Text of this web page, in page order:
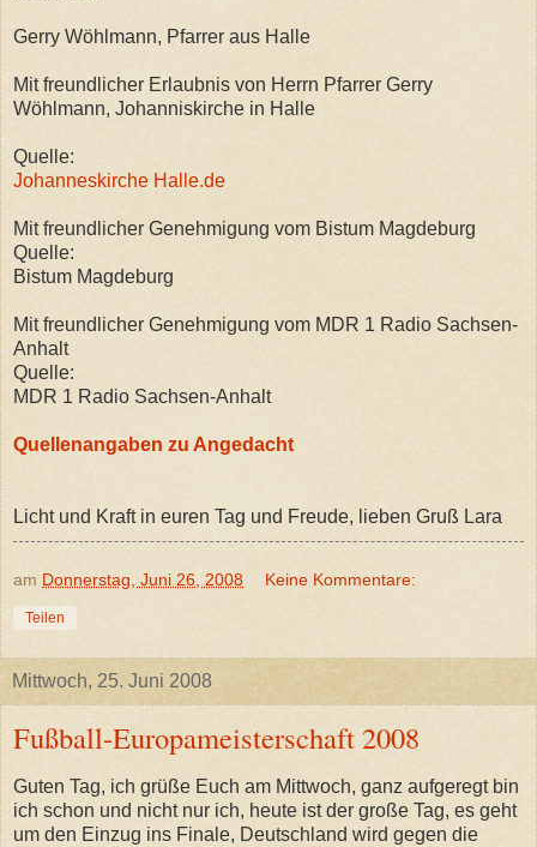
Gerry Wöhlmann, Pfarrer aus Halle
Mit freundlicher Erlaubnis von Herrn Pfarrer Gerry
Wöhlmann, Johanniskirche in Halle
Quelle:
Johanneskirche Halle.de
Mit freundlicher Genehmigung vom Bistum Magdeburg
Quelle:
Bistum Magdeburg
Mit freundlicher Genehmigung vom MDR 1 Radio Sachsen-
Anhalt
Quelle:
MDR 1 Radio Sachsen-Anhalt
Quellenangaben zu Angedacht
Licht und Kraft in euren Tag und Freude, lieben Gruß Lara
am Donnerstag, Juni 26, 2008 Keine Kommentare:
Teilen
Mittwoch, 25. Juni 2008
Fußball-Europameisterschaft 2008
Guten Tag, ich grüße Euch am Mittwoch, ganz aufgeregt bin
ich schon und nicht nur ich, heute ist der große Tag, es geht
um den Einzug ins Finale, Deutschland wird gegen die